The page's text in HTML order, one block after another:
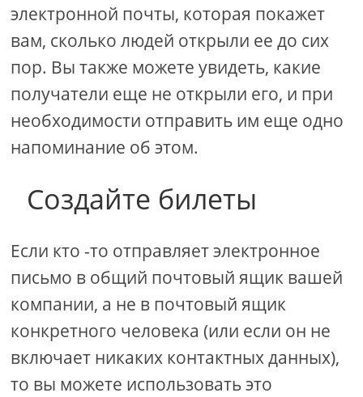
электронной почты, которая покажет
вам, сколько людей открыли ее до сих
пор. Вы также можете увидеть, какие
получатели еще не открыли его, и при
необходимости отправить им еще одно
напоминание об этом.
Создайте билеты
Если кто -то отправляет электронное
письмо в общий почтовый ящик вашей
компании, а не в почтовый ящик
конкретного человека (или если он не
включает никаких контактных данных),
то вы можете использовать это